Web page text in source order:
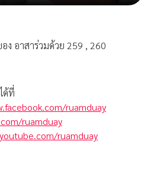
ง อาสาร่วมด้วย 259 , 260
ด้ที่
ruamduay
ruamduay
ruamduay